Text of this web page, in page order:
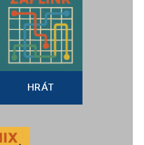
HRÁT